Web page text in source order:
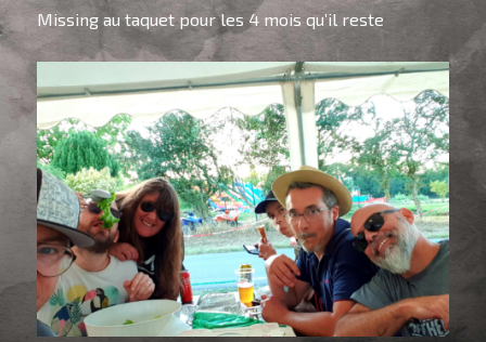
Missing au taquet pour les 4 mois qu’il reste